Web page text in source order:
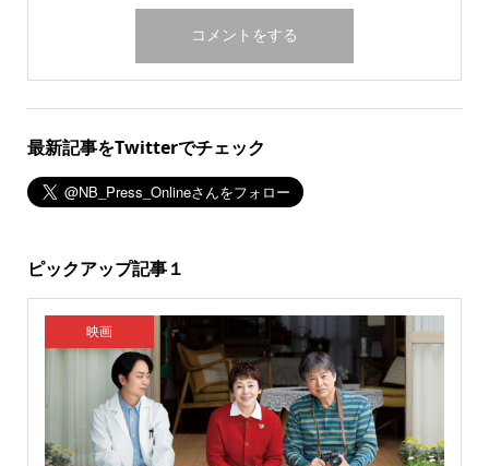
最新記事をTwitterでチェック
ピックアップ記事１
映画